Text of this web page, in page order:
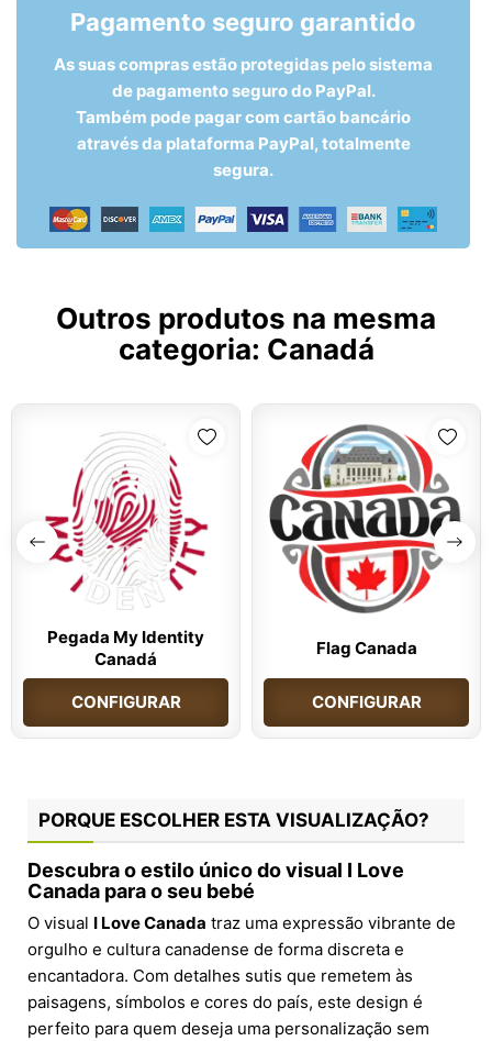
Pagamento seguro garantido
As suas compras estão protegidas pelo sistema
de pagamento seguro do PayPal.
Também pode pagar com cartão bancário
através da plataforma PayPal, totalmente
segura.
Outros produtos na mesma
categoria: Canadá
Pegada My Identity
Canadá
CONFIGURAR
Flag Canada
CONFIGURAR
PORQUE ESCOLHER ESTA VISUALIZAÇÃO?
Descubra o estilo único do visual I Love
Canada para o seu bebé
O visual I Love Canada traz uma expressão vibrante de
orgulho e cultura canadense de forma discreta e
encantadora. Com detalhes sutis que remetem às
paisagens, símbolos e cores do país, este design é
perfeito para quem deseja uma personalização sem